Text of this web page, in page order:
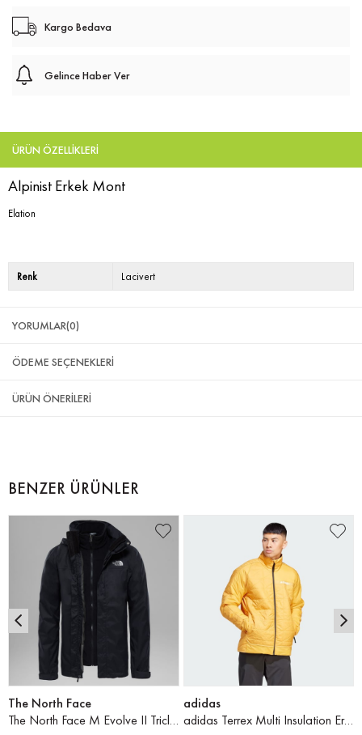
Kargo Bedava
Gelince Haber Ver
ÜRÜN ÖZELLIKLERI
Alpinist Erkek Mont
Elation
Renk Lacivert
YORUMLAR(0)
ÖDEME SEÇENEKLERI
ÜRÜN ÖNERILERI
BENZER ÜRÜNLER
The North Face
The North Face M Evolve II Triclimate Jacket Erkek Mont
adidas
adidas Terrex Multi Insulation Erkek Mont